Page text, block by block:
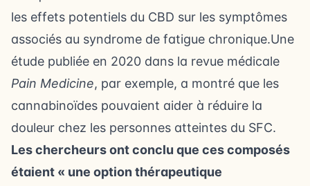
les effets potentiels du CBD sur les symptômes
associés au syndrome de fatigue chronique.Une
étude publiée en 2020 dans la revue médicale
Pain Medicine, par exemple, a montré que les
cannabinoïdes pouvaient aider à réduire la
douleur chez les personnes atteintes du SFC.
Les chercheurs ont conclu que ces composés
étaient « une option thérapeutique